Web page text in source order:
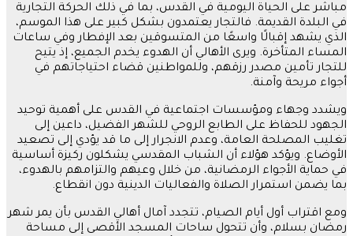
مباشر على الحياة اليومية في القدس، بما في ذلك الحركة التجارية
في البلدة القديمة. فالتجار يعتمدون بشكل كبير على هذا الموسم،
الذي يشهد إقبالًا واسعًا من المتسوقين بعد الإفطار وفي ساعات
المساء المتأخرة. ويرى الأهالي أن الهدوء يخدم الجميع، إذ يتيح
للتجار تأمين مصدر رزقهم، وللمواطنين قضاء احتياجاتهم في
أجواء مريحة وآمنة.
ويشدد وجهاء ومؤسسات اجتماعية في القدس على أهمية توحيد
الجهود للحفاظ على الطابع الروحي للشهر الفضيل، داعين إلى
تغليب المصلحة العامة، وعدم الانجرار إلى ما قد يؤدي إلى تصعيد
الأوضاع. ويؤكد هؤلاء أن الشباب المقدسي يشكلون ركيزة أساسية
في حماية الأجواء الرمضانية، من خلال وعيهم والتزامهم بالهدوء،
بما يضمن استمرار الصلاة والفعاليات الدينية دون انقطاع.
ومع اقتراب أول أيام الصيام، تتجدد آمال أهالي القدس بأن يمر شهر
رمضان بسلام، وأن تتحول ساحات المسجد الأقصى إلى مساحة